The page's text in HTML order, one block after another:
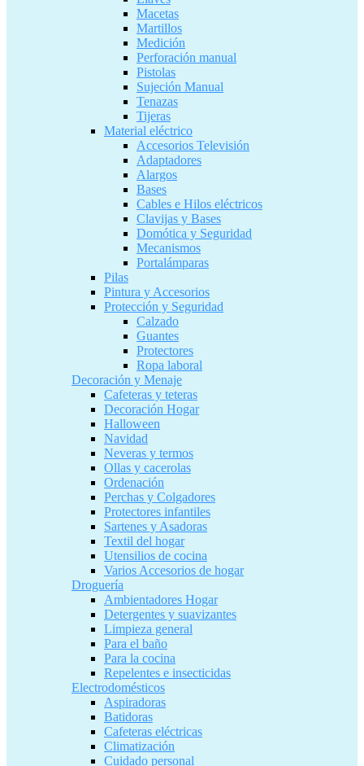
Macetas
Martillos
Medición
Perforación manual
Pistolas
Sujeción Manual
Tenazas
Tijeras
Material eléctrico
Accesorios Televisión
Adaptadores
Alargos
Bases
Cables e Hilos eléctricos
Clavijas y Bases
Domótica y Seguridad
Mecanismos
Portalámparas
Pilas
Pintura y Accesorios
Protección y Seguridad
Calzado
Guantes
Protectores
Ropa laboral
Decoración y Menaje
Cafeteras y teteras
Decoración Hogar
Halloween
Navidad
Neveras y termos
Ollas y cacerolas
Ordenación
Perchas y Colgadores
Protectores infantiles
Sartenes y Asadoras
Textil del hogar
Utensilios de cocina
Varios Accesorios de hogar
Droguería
Ambientadores Hogar
Detergentes y suavizantes
Limpieza general
Para el baño
Para la cocina
Repelentes e insecticidas
Electrodomésticos
Aspiradoras
Batidoras
Cafeteras eléctricas
Climatización
Cuidado personal